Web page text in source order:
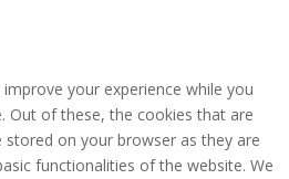
your experience while you
Out of these, the cookies that are
stored on your browser as they are
functionalities of the website. We